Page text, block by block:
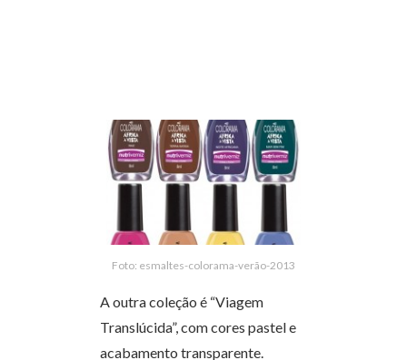
Foto: esmaltes-colorama-verão-2013
A outra coleção é “Viagem
Translúcida”, com cores pastel e
acabamento transparente.